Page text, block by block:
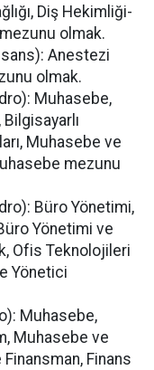
Diş Hekimliği-
olmak.
Anestezi
olmak.
Muhasebe,
Muhasebe ve
mezunu
Büro Yönetimi,
Yönetimi ve
Ofis Teknolojileri
Yönetici
Muhasebe,
Muhasebe ve
Finans